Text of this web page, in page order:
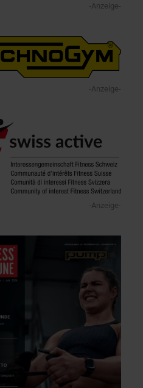
-Anzeige-
-Anzeige-
-Anzeige-